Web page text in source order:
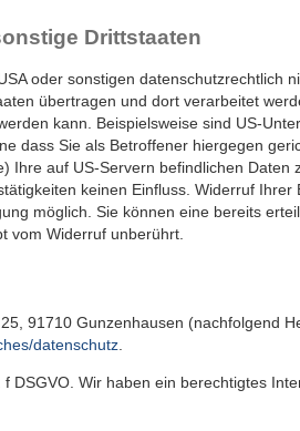
Drittstaaten
oder sonstigen datenschutzrechtlich
übertragen und dort verarbeitet
kann. Beispielsweise sind US-
dass Sie als Betroffener hiergegen
Ihre auf US-Servern befindlichen Daten
keinen Einfluss. Widerruf
möglich. Sie können eine bereits
vom Widerruf unberührt.
91710 Gunzenhausen (nachfolgend
datenschutz
DSGVO. Wir haben ein berechtigtes